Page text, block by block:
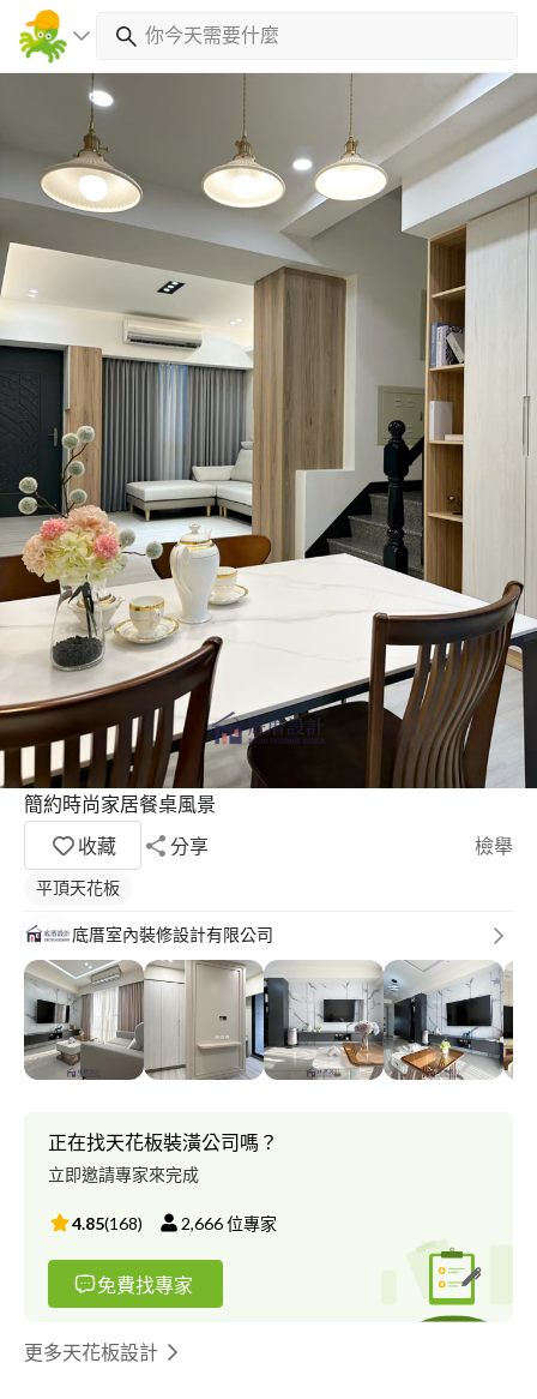
簡約時尚家居餐桌風景
收藏
分享 檢舉
平頂天花板
底厝室內裝修設計有限公司
正在找天花板裝潢公司嗎？
立即邀請專家來完成
4.85(168) 2,666位專家
免費找專家
更多天花板設計